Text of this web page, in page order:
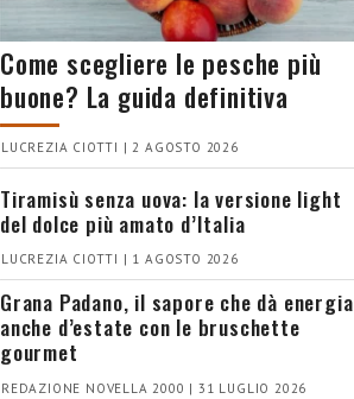
Come scegliere le pesche più
buone? La guida definitiva
LUCREZIA CIOTTI | 2 AGOSTO 2026
Tiramisù senza uova: la versione light
del dolce più amato d’Italia
LUCREZIA CIOTTI | 1 AGOSTO 2026
Grana Padano, il sapore che dà energia
anche d’estate con le bruschette
gourmet
REDAZIONE NOVELLA 2000 | 31 LUGLIO 2026